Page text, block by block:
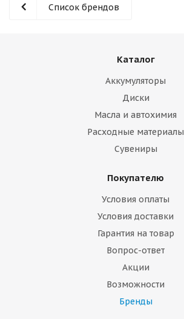
Список брендов
Каталог
Аккумуляторы
Диски
Масла и автохимия
Расходные материалы
Сувениры
Покупателю
Условия оплаты
Условия доставки
Гарантия на товар
Вопрос-ответ
Акции
Возможности
Бренды